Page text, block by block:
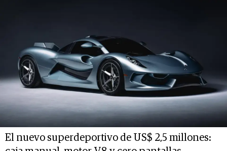
El nuevo superdeportivo de US$ 2,5 millones: